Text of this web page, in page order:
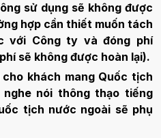
sử dụng sẽ không được
hợp cần thiết muốn tách
với Công ty và đóng phí
sẽ không được hoàn lại).
khách mang Quốc tịch
nói thông thạo tiếng
tịch nước ngoài sẽ phụ